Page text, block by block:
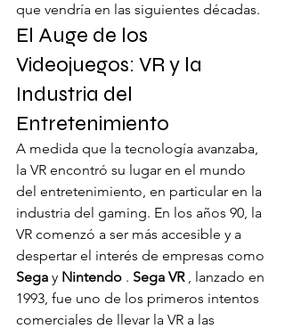
que vendría en las siguientes décadas.
El Auge de los
Videojuegos: VR y la
Industria del
Entretenimiento
A medida que la tecnología avanzaba,
la VR encontró su lugar en el mundo
del entretenimiento, en particular en la
industria del gaming. En los años 90, la
VR comenzó a ser más accesible y a
despertar el interés de empresas como
Sega y Nintendo . Sega VR , lanzado en
1993, fue uno de los primeros intentos
comerciales de llevar la VR a las